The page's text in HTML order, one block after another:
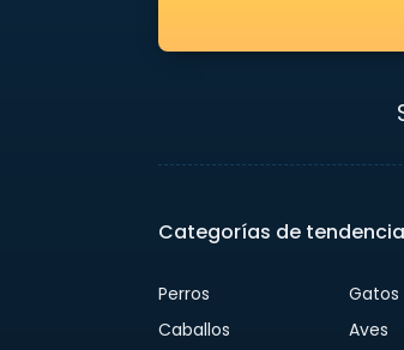
Categorías de
Perros
Gatos
Caballos
Aves